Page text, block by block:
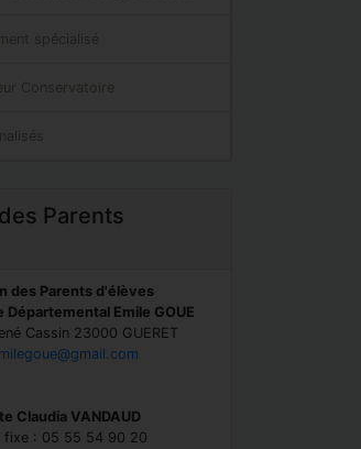
spécialisé
Conservatoire
Parents
des Parents d'élèves
Emile GOUE
Cassin 23000 GUERET
Claudia VANDAUD
fixe : 05 55 54 90 20